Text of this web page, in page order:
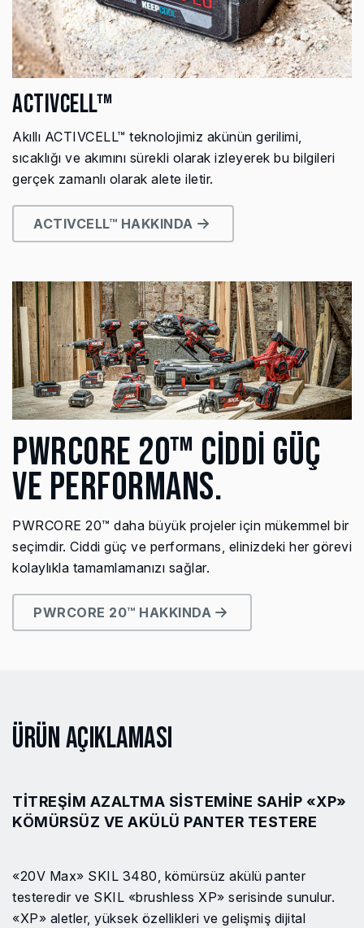
ACTIVCELL™
Akıllı ACTIVCELL™ teknolojimiz akünün gerilimi,
sıcaklığı ve akımını sürekli olarak izleyerek bu bilgileri
gerçek zamanlı olarak alete iletir.
ACTIVCELL™ HAKKINDA
PWRCORE 20™ CİDDİ GÜÇ
VE PERFORMANS.
PWRCORE 20™ daha büyük projeler için mükemmel bir
seçimdir. Ciddi güç ve performans, elinizdeki her görevi
kolaylıkla tamamlamanızı sağlar.
PWRCORE 20™ HAKKINDA
Ürün Açıklaması
TITREŞIM AZALTMA SISTEMINE SAHIP «XP»
KÖMÜRSÜZ VE AKÜLÜ PANTER TESTERE
«20V Max» SKIL 3480, kömürsüz akülü panter
testeredir ve SKIL «brushless XP» serisinde sunulur.
«XP» aletler, yüksek özellikleri ve gelişmiş dijital